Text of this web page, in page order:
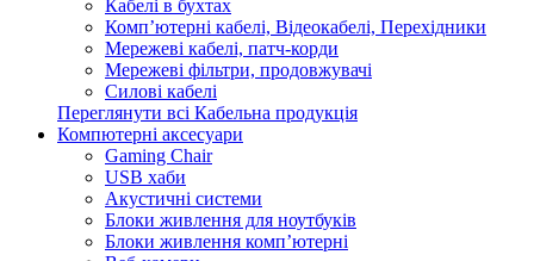
Кабелі в бухтах
Комп’ютерні кабелі, Відеокабелі, Перехідники
Мережеві кабелі, патч-корди
Мережеві фільтри, продовжувачі
Силові кабелі
Переглянути всі Кабельна продукція
Компютерні аксесуари
Gaming Chair
USB хаби
Акустичні системи
Блоки живлення для ноутбуків
Блоки живлення комп’ютерні